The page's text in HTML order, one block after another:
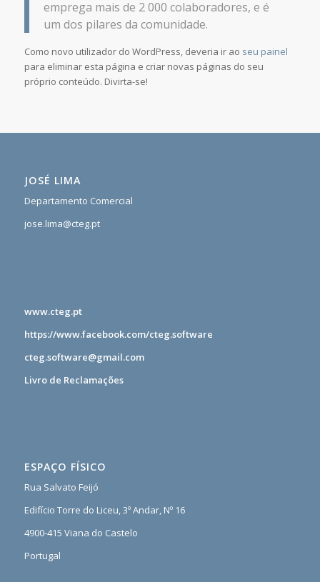
emprega mais de 2 000 colaboradores, e é
um dos pilares da comunidade.
Como novo utilizador do WordPress, deveria ir ao seu painel
para eliminar esta página e criar novas páginas do seu
próprio conteúdo. Divirta-se!
JOSÉ LIMA
Departamento Comercial
jose.lima@cteg.pt
www.cteg.pt
https://www.facebook.com/cteg.software
cteg.software@gmail.com
Livro de Reclamações
ESPAÇO FÍSICO
Rua Salvato Feijó
Edifício Torre do Liceu, 3º Andar, Nº 16
4900-415 Viana do Castelo
Portugal